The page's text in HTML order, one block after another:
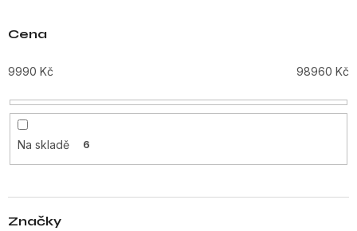
n
í
r
o
d
u
t
Cena
9990 Kč 98960 Kč
Na skladě 6
Značky